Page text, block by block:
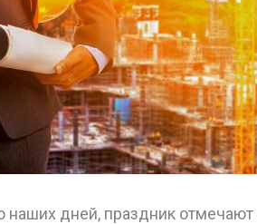
дней, праздник отмечают